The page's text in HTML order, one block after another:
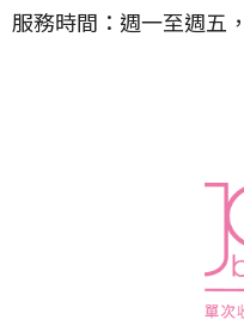
服務時間：週一至週五